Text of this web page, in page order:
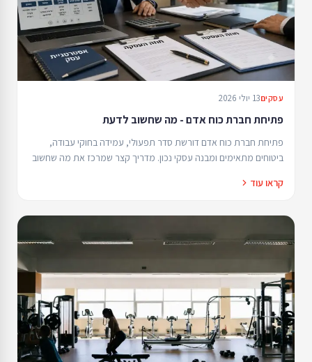
עסקים13 יולי 2026
פתיחת חברת כוח אדם - מה שחשוב לדעת
פתיחת חברת כוח אדם דורשת סדר תפעולי, עמידה בחוקי עבודה,
ביטוחים מתאימים ומבנה עסקי נכון. מדריך קצר שמרכז את מה שחשוב
קראו עוד